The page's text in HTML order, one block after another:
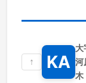
↑ KA
大
河
木